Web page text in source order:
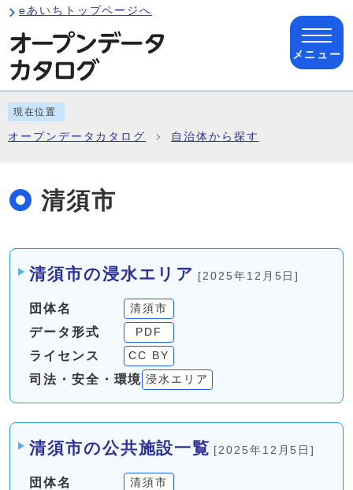
ページの先頭です
eあいちトップページへ
メニュー
ここから本文です
現在位置
オープンデータカタログ 自治体から探す
清須市
メインメニュー
清須市の浸水エリア [2025年12月5日]
団体名 清須市
データ形式 PDF
ライセンス CC BY
司法・安全・環境 浸水エリア
清須市の公共施設一覧 [2025年12月5日]
団体名 清須市